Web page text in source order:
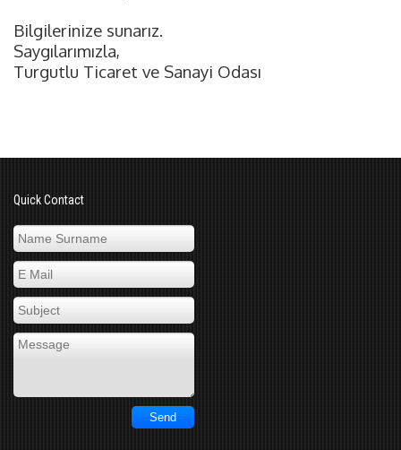
Bilgilerinize sunarız.
Saygılarımızla,
Turgutlu Ticaret ve Sanayi Odası
Quick Contact